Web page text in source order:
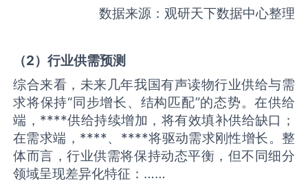
数据来源：观研天下数据中心整理
（2）行业供需预测
综合来看，未来几年我国有声读物行业供给与需
求将保持“同步增长、结构匹配”的态势。在供给
端，****供给持续增加，将有效填补供给缺口；
在需求端，****、****将驱动需求刚性增长。整
体而言，行业供需将保持动态平衡，但不同细分
领域呈现差异化特征：……